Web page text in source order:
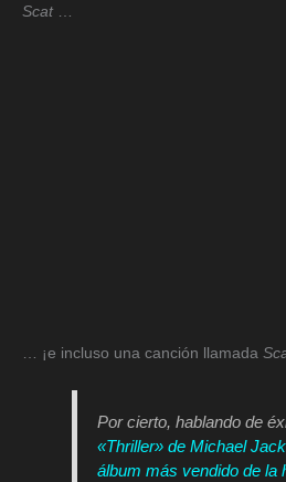
Scat
… ¡e incluso una canción llamada
Por cierto, hablando de
«Thriller» de Michael
álbum más vendido de la